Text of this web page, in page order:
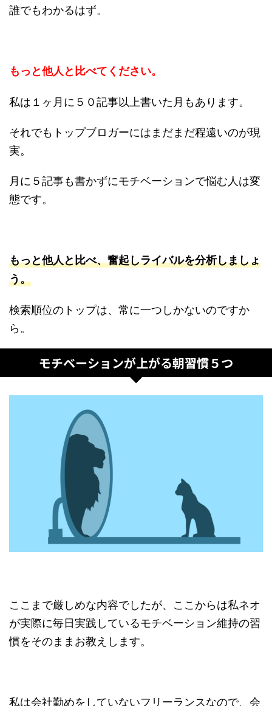
誰でもわかるはず。
もっと他人と比べてください。
私は１ヶ月に５０記事以上書いた月もあります。
それでもトップブロガーにはまだまだ程遠いのが現
実。
月に５記事も書かずにモチベーションで悩む人は変
態です。
もっと他人と比べ、奮起しライバルを分析しましょ
う。
検索順位のトップは、常に一つしかないのですか
ら。
モチベーションが上がる朝習慣５つ
ここまで厳しめな内容でしたが、ここからは私ネオ
が実際に毎日実践しているモチベーション維持の習
慣をそのままお教えします。
私は会社勤めをしていないフリーランスなので、会